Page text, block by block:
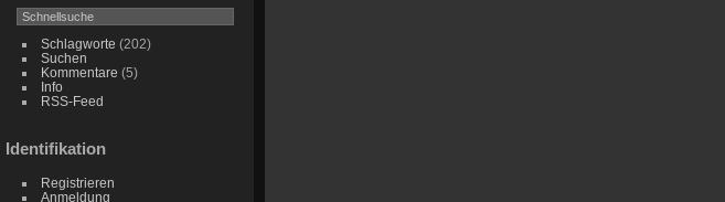
Schlagworte (202)
Suchen
Kommentare (5)
Info
RSS-Feed
Identifikation
Registrieren
Anmeldung